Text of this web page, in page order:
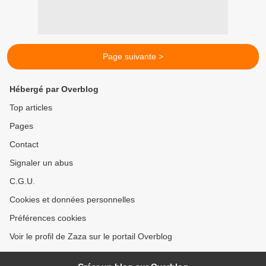
Page suivante >
Hébergé par Overblog
Top articles
Pages
Contact
Signaler un abus
C.G.U.
Cookies et données personnelles
Préférences cookies
Voir le profil de Zaza sur le portail Overblog